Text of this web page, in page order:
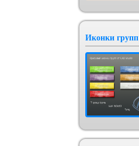
Иконки групп